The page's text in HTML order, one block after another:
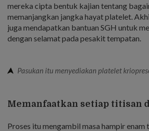
mereka cipta bentuk kajian tentang
memanjangkan jangka hayat platelet.
juga mendapatkan bantuan SGH untuk
dengan selamat pada pesakit tempatan.
Pasukan itu menyediakan platelet
Memanfaatkan setiap titisan
Proses itu mengambil masa hampir enam